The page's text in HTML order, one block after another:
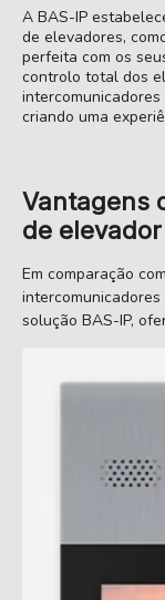
A BAS-IP
de elevadores,
perfeita com os
controlo total dos
criando uma
Vantagens
de elevador
Em comparação
intercomunicadores
solução BAS-IP,